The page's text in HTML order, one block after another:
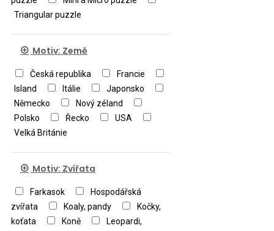
Triangular puzzle
Motiv: Země
Česká republika
Francie
Island
Itálie
Japonsko
Německo
Nový zéland
Polsko
Řecko
USA
Velká Británie
Motiv: Zvířata
Farkasok
Hospodářská
zvířata
Koaly, pandy
Kočky,
koťata
Koně Leopardi,